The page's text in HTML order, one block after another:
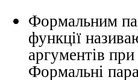
Формальним
функції
аргументів
Формальні